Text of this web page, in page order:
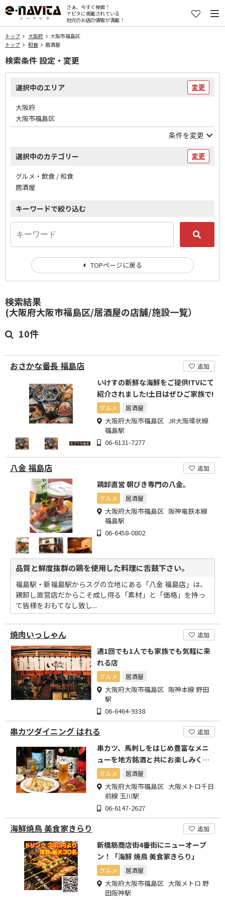
さぁ、今すぐ検索！
ナビタに掲載されている
地元のお店の情報が満載！
トップ 大阪府
大阪市福島区
トップ
和食 居酒屋
検索結果
(大阪府大阪市福島区/居酒屋の店舗/施設一覧）
10件
おさかな番長 福島店 追加
いけすの新鮮な海鮮をご提供!TVにて
紹介されました!土日はぜひご家族で!
グルメ 居酒屋
大阪府大阪市福島区 JR大阪環状線
福島駅
06-6131-7277
八金 福島店 追加
鶏卸直営 朝びき専門の八金。
グルメ 居酒屋
大阪府大阪市福島区 阪神電鉄本線
福島駅
06-6458-0802
品質と鮮度抜群の鶏を使用した料理に舌鼓下さい。
福島駅・新福島駅からスグの立地にある「八金 福島店」は、
鶏卸し直営店だからこそ成し得る「素材」と「価格」を持っ
て皆様をおもてなし致し...
焼肉いっしゃん 追加
週1回でも1人でも家族でも気軽に来
れる店
グルメ 居酒屋
大阪府大阪市福島区 阪神本線 野田
駅
06-6464-9338
串カツダイニング はれる 追加
串カツ、馬刺しをはじめ豊富なメニ
ューを地方銘酒と共にお楽しみくだ
さい。
グルメ 居酒屋
大阪府大阪市福島区 大阪メトロ千日
前線 玉川駅
06-6147-2627
海鮮焼鳥 美食家きらり 追加
新橋筋商店街4番街にニューオープ
ン！「海鮮 焼鳥 美食家きらり」
グルメ 居酒屋
大阪府大阪市福島区 大阪メトロ 野
田阪神駅
検索条件 設定・変更
選択中のエリア 変更
大阪府
大阪市福島区
条件を変更
選択中のカテゴリー 変更
グルメ・飲食 / 和食
居酒屋
キーワードで絞り込む
TOPページに戻る